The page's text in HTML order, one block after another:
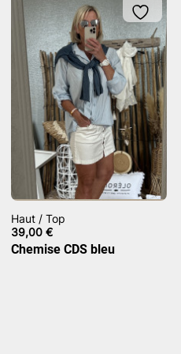
Haut / Top
39,00€
Chemise CDS bleu